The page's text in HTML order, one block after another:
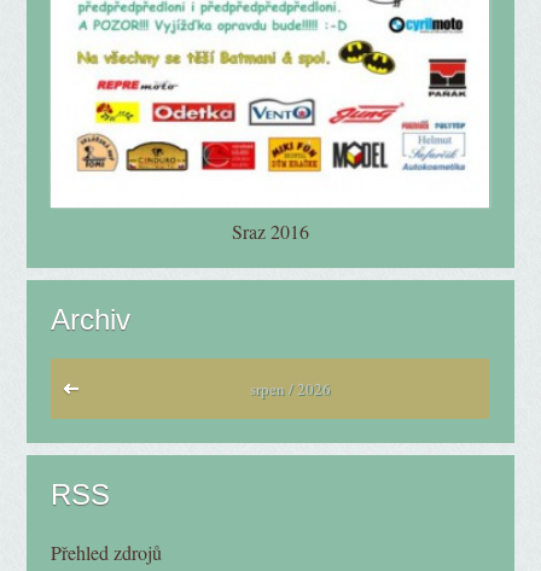
Sraz 2016
Archiv
srpen / 2026
RSS
Přehled zdrojů